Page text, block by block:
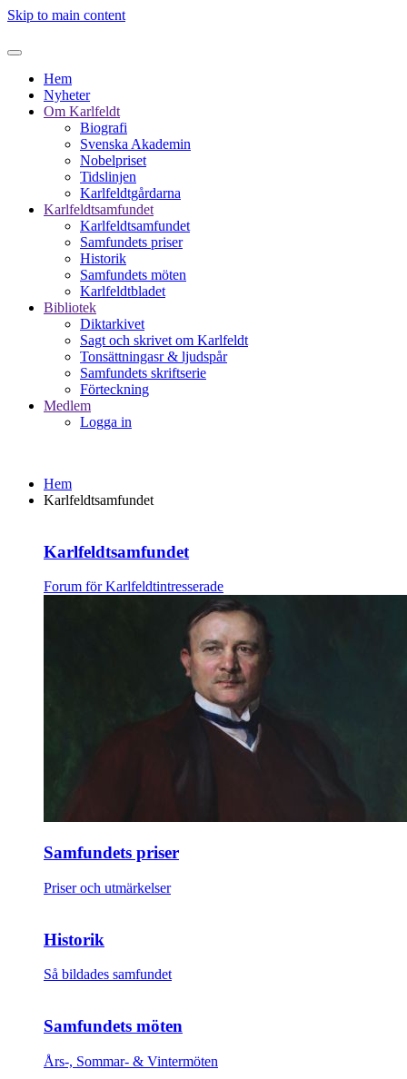
Skip to main content
Hem
Nyheter
Om Karlfeldt
Biografi
Svenska Akademin
Nobelpriset
Tidslinjen
Karlfeldtgårdarna
Karlfeldtsamfundet
Karlfeldtsamfundet
Samfundets priser
Historik
Samfundets möten
Karlfeldtbladet
Bibliotek
Diktarkivet
Sagt och skrivet om Karlfeldt
Tonsättningasr & ljudspår
Samfundets skriftserie
Förteckning
Medlem
Logga in
Hem
Karlfeldtsamfundet
Karlfeldtsamfundet
Forum för Karlfeldtintresserade
Samfundets priser
Priser och utmärkelser
Historik
Så bildades samfundet
Samfundets möten
Års-, Sommar- & Vintermöten